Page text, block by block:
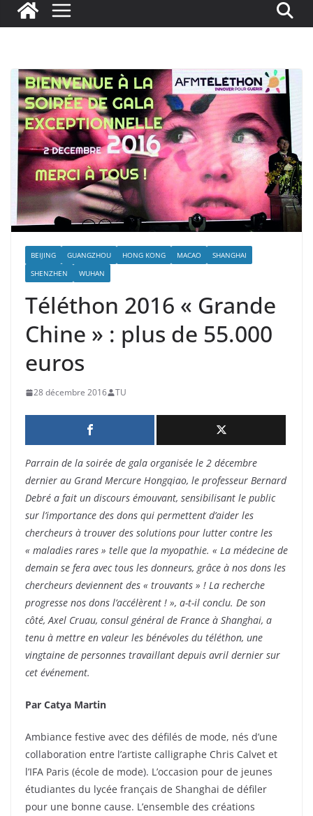
BEIJING GUANGZHOU HONG KONG MACAO
SHANGHAI
SHENZHEN
WUHAN
Téléthon 2016 « Grande
Chine » : plus de 55.000
euros
28 décembre 2016 TU
Parrain de la soirée de gala organisée le 2 décembre
dernier au Grand Mercure Hongqiao, le professeur Bernard
Debré a fait un discours émouvant, sensibilisant le public
sur l’importance des dons qui permettent d’aider les
chercheurs à trouver des solutions pour lutter contre les
« maladies rares » telle que la myopathie. « La médecine de
demain se fera avec tous les donneurs, grâce à nos dons les
chercheurs deviennent des « trouvants » ! La recherche
progresse nos dons l’accélèrent ! », a-t-il conclu. De son
côté, Axel Cruau, consul général de France à Shanghai, a
tenu à mettre en valeur les bénévoles du téléthon, une
vingtaine de personnes travaillant depuis avril dernier sur
cet événement.
Par Catya Martin
Ambiance festive avec des défilés de mode, nés d’une
collaboration entre l’artiste calligraphe Chris Calvet et
l’IFA Paris (école de mode). L’occasion pour de jeunes
étudiantes du lycée français de Shanghai de défiler
pour une bonne cause. L’ensemble des créations